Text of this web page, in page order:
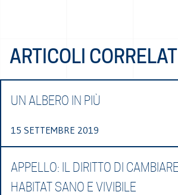
ARTICOLI
UN ALBERO IN PIÙ
15 SETTEMBRE 2019
APPELLO: IL DIRITTO DI
HABITAT SANO E VIVIBILE